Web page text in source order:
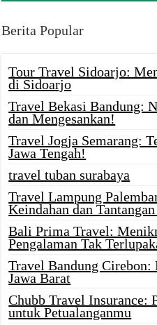
Berita Popular
Tour Travel Sidoarjo:
di Sidoarjo
Travel Bekasi Bandung:
dan Mengesankan!
Travel Jogja Semarang:
Jawa Tengah!
travel tuban surabaya
Travel Lampung
Keindahan dan
Bali Prima Travel:
Pengalaman Tak
Travel Bandung
Jawa Barat
Chubb Travel Insurance:
untuk Petualanganmu